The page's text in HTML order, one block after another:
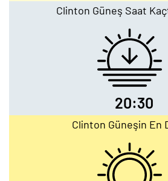
Clinton Güneş Saat
20:30
Clinton Güneşin En